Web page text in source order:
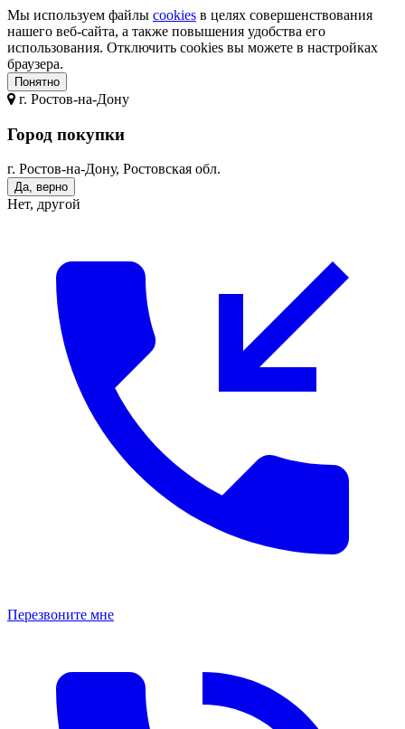
Мы используем файлы cookies в целях совершенствования
нашего веб-сайта, а также повышения удобства его
использования. Отключить cookies вы можете в настройках
браузера.
Понятно
г. Ростов-на-Дону
Город покупки
г. Ростов-на-Дону, Ростовская обл.
Да, верно
Нет, другой
Перезвоните мне